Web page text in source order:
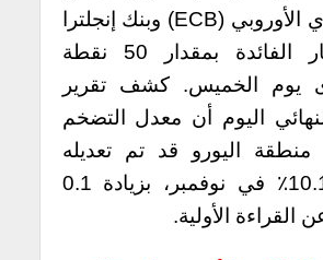
البنك المركزي الأوروبي (ECB) وبنك إنجلترا
(BoE) أسعار الفائدة بمقدار 50 نقطة
يوم الخميس.كشف تقرير
اليوم أن معدل التضخم
اليورو قد تم تعديله
ليصل إلى 10.1٪ في نوفمبر، بزيادة 0.1
القراءة الأولية.